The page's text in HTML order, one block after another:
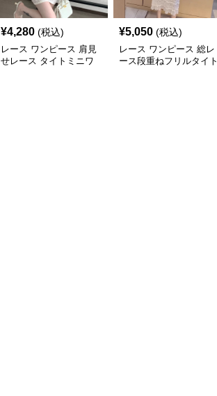
¥4,280 (税込)
レース ワンピース 肩見
せレース タイトミニワ
¥5,050 (税込)
レース ワンピース 総レ
ース段重ねフリルタイト